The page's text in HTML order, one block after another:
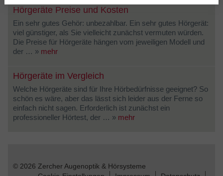
Hörgeräte Preise und Kosten
Ein sehr gutes Gehör: unbezahlbar. Ein sehr gutes Hörgerät:
viel günstiger, als Sie vielleicht zunächst vermuten würden.
Die Preise für Hörgeräte hängen vom jeweiligen Modell und
der … » mehr
Hörgeräte im Vergleich
Welche Hörgeräte sind für Ihre Hörbedürfnisse geeignet? So
schön es wäre, aber das lässt sich leider aus der Ferne so
einfach nicht sagen. Erforderlich ist zunächst ein
professioneller Hörtest, der … » mehr
© 2026 Zercher Augenoptik & Hörsysteme